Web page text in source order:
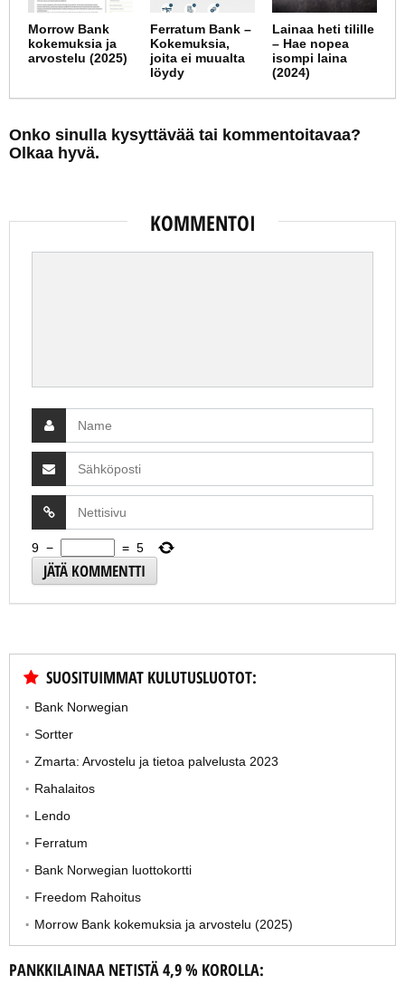
Morrow Bank
kokemuksia ja
arvostelu (2025)
Ferratum Bank –
Kokemuksia,
joita ei muualta
löydy
Lainaa heti tilille
– Hae nopea
isompi laina
(2024)
Onko sinulla kysyttävää tai kommentoitavaa?
Olkaa hyvä.
KOMMENTOI
9 − = 5
SUOSITUIMMAT KULUTUSLUOTOT:
Bank Norwegian
Sortter
Zmarta: Arvostelu ja tietoa palvelusta 2023
Rahalaitos
Lendo
Ferratum
Bank Norwegian luottokortti
Freedom Rahoitus
Morrow Bank kokemuksia ja arvostelu (2025)
PANKKILAINAA NETISTÄ 4,9 % KOROLLA: